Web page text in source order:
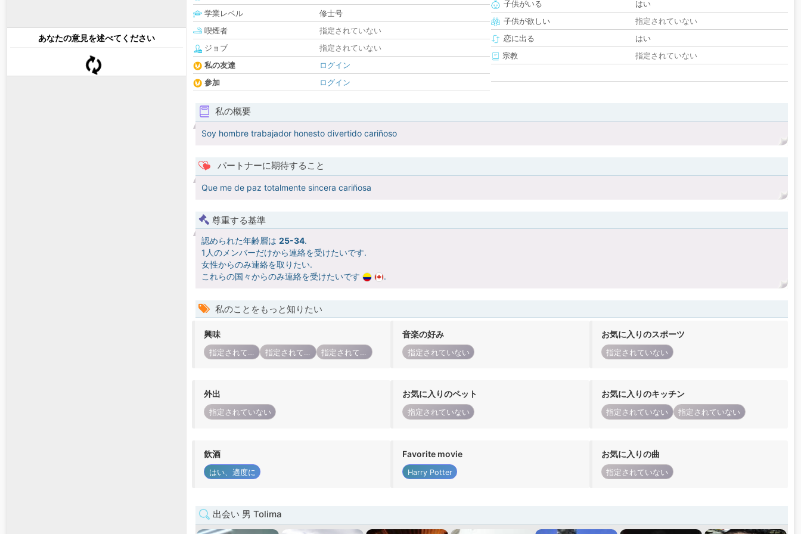
あなたの意見を述べてください
学業レベル
修士号
喫煙者
指定されていない
ジョブ
指定されていない
私の友達
ログイン
参加
ログイン
子供がいる
はい
子供が欲しい
指定されていない
恋に出る
はい
宗教
指定されていない
私の概要
Soy hombre trabajador honesto divertido cariñoso
パートナーに期待すること
Que me de paz totalmente sincera cariñosa
尊重する基準
認められた年齢層は 25-34.
1人のメンバーだけから連絡を受けたいです.
女性からのみ連絡を取りたい.
これらの国々からのみ連絡を受けたいです
.
私のことをもっと知りたい
興味
指定されていない 指定されていない 指定されていない
音楽の好み
指定されていない
お気に入りのスポーツ
指定されていない
外出
指定されていない
お気に入りのペット
指定されていない
お気に入りのキッチン
指定されていない 指定されていない
飲酒
はい、適度に
Favorite movie
Harry Potter
お気に入りの曲
指定されていない
出会い 男 Tolima